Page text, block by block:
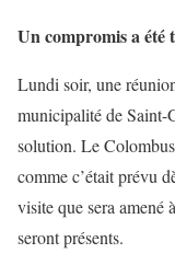
Un compromis a été
Lundi soir, une
municipalité de Saint-
solution. Le
comme c’était prévu
visite que sera amené
seront présents.